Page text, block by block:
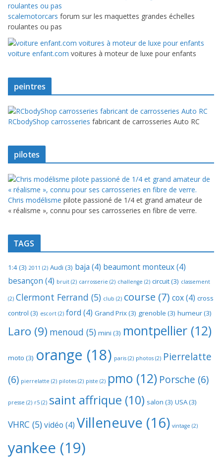
scalemotorcars forum sur les maquettes grandes échelles
roulantes ou pas
voiture enfant.com voitures à moteur de luxe pour enfants
peintres
RCbodyShop carrosseries fabricant de carrosseries Auto RC
pilotes
Chris modélisme pilote passioné de 1/4 et grand amateur de
« réalisme », connu pour ses carrosseries en fibre de verre.
TAGS
1:4(3) 2011 (2) Audi (3) baja (4) beaumont monteux(4)
besançon (4) bruit (2) carrosserie (2) challenge (2) circuit(3) classement
(2) Clermont Ferrand (5) club (2) course (7) cox(4) cross
control (3) escort (2) ford (4) Grand Prix(3) grenoble (3) humeur(3)
Laro (9) menoud (5) mini (3) montpellier (12)
moto (3) orange (18) paris (2) photos (2) Pierrelatte
(6) pierrelatte (2) pilotes (2) piste (2) pmo (12) Porsche (6)
presse (2) r5 (2) saint affrique (10) salon (3) USA(3)
VHRC (5)vidéo (4) Villeneuve (16) vintage (2)
yankee (19)